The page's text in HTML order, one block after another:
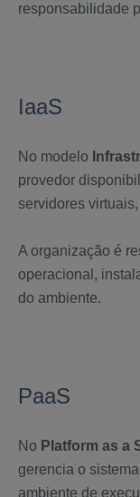
responsabilidade
IaaS
No modelo
provedor
servidores
A organização é
operacional,
do ambiente.
PaaS
No Platform as a
gerencia o
ambiente de